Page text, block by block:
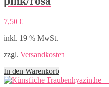
7,50 €
inkl. 19 % MwSt.
zzgl. Versandkosten
In den Warenkorb